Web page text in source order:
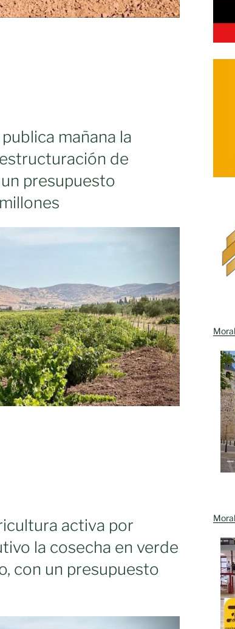
mañana la
de
presupuesto
activa por
la cosecha en verde
con un presupuesto